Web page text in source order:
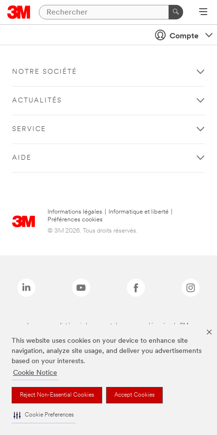
This website uses cookies on your device to enhance site
navigation, analyze site usage, and deliver you advertisements
based on your interests.
Cookie Notice
Reject Non-Essential Cookies Accept Cookies
Cookie Preferences
Compte
NOTRE SOCIÉTÉ
ACTUALITÉS
SERVICE
AIDE
Informations légales Informatique et liberté
Préférences cookies
© 3M 2026. Tous droits réservés.
Les marques listées ci-dessus sont des marques déposées de 3M.